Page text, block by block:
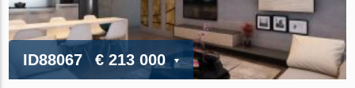
ID88067 € 213 000